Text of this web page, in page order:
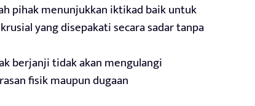
pihak menunjukkan iktikad baik untuk
yang disepakati secara sadar tanpa
berjanji tidak akan mengulangi
fisik maupun dugaan